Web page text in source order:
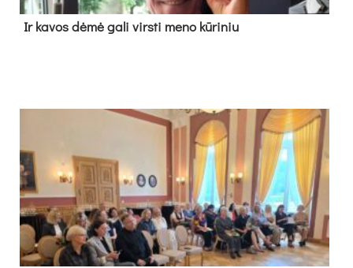
Ir ka­vos dė­mė ga­li virs­ti me­no kū­ri­niu